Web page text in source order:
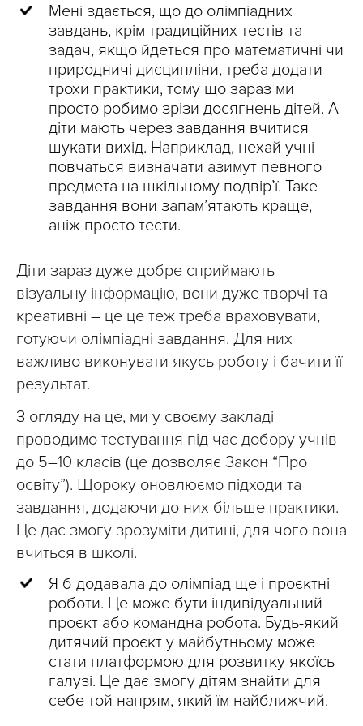
Мені здається, що до олімпіадних
завдань, крім традиційних тестів та
задач, якщо йдеться про математичні чи
природничі дисципліни, треба додати
трохи практики, тому що зараз ми
просто робимо зрізи досягнень дітей. А
діти мають через завдання вчитися
шукати вихід. Наприклад, нехай учні
повчаться визначати азимут певного
предмета на шкільному подвір’ї. Таке
завдання вони запам’ятають краще,
аніж просто тести.
Діти зараз дуже добре сприймають
візуальну інформацію, вони дуже творчі та
креативні – це це теж треба враховувати,
готуючи олімпіадні завдання. Для них
важливо виконувати якусь роботу і бачити її
результат.
З огляду на це, ми у своєму закладі
проводимо тестування під час добору учнів
до 5–10 класів (це дозволяє Закон “Про
освіту”). Щороку оновлюємо підходи та
завдання, додаючи до них більше практики.
Це дає змогу зрозуміти дитині, для чого вона
вчиться в школі.
Я б додавала до олімпіад ще і проєктні
роботи. Це може бути індивідуальний
проєкт або командна робота. Будь-який
дитячий проєкт у майбутньому може
стати платформою для розвитку якоїсь
галузі. Це дає змогу дітям знайти для
себе той напрям, який їм найближчий.